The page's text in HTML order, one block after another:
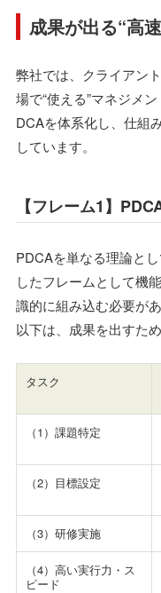
成果が出る“高
弊社では、クライアン
場で“使える”マネジメ
DCAを体系化し、仕組
しています。
【フレーム1】
PDCAを単なる理論と
したフレームとして機
識的に組み込む必要があ
以下は、成果を出すた
タスク
（1）課題特定
（2）目標設定
（3）研修実施
（4）高い実行力・ス
ピード